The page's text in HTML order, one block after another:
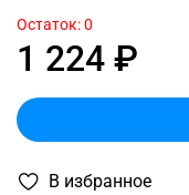
В избранное
1 224 ₽
Остаток: 0